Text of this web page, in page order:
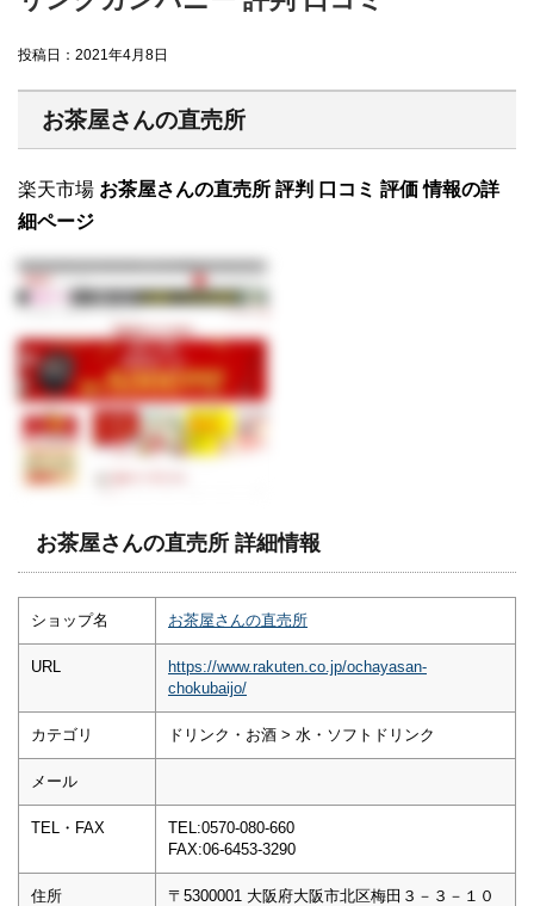
投稿日： 2021年4月8日
お茶屋さんの直売所
楽天市場 お茶屋さんの直売所 評判 口コミ 評価 情報の詳
細ページ
お茶屋さんの直売所 詳細情報
ショップ名 お茶屋さんの直売所
URL
https://www.rakuten.co.jp/ochayasan-
chokubaijo/
カテゴリ ドリンク・お酒 > 水・ソフトドリンク
メール
TEL・FAX
TEL:0570-080-660
FAX:06-6453-3290
住所
〒5300001 大阪府大阪市北区梅田３－３－１０